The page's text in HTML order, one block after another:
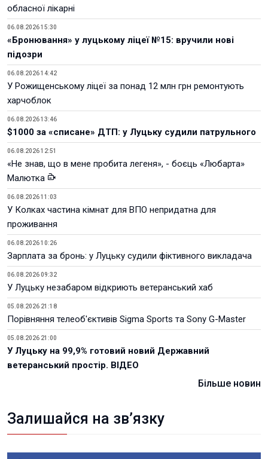
обласної лікарні
06.08.2026 15:30
«Бронювання» у луцькому ліцеї №15: вручили нові
підозри
06.08.2026 14:42
У Рожищенському ліцеї за понад 12 млн грн ремонтують
харчоблок
06.08.2026 13:46
$1000 за «списане» ДТП: у Луцьку судили патрульного
06.08.2026 12:51
«Не знав, що в мене пробита легеня», - боєць «Любарта»
Малютка
06.08.2026 11:03
У Колках частина кімнат для ВПО непридатна для
проживання
06.08.2026 10:26
Зарплата за бронь: у Луцьку судили фіктивного викладача
06.08.2026 09:32
У Луцьку незабаром відкриють ветеранський хаб
05.08.2026 21:18
Порівняння телеоб'єктивів Sigma Sports та Sony G-Master
05.08.2026 21:00
У Луцьку на 99,9% готовий новий Державний
ветеранський простір. ВІДЕО
Більше новин
Залишайся на зв’язку